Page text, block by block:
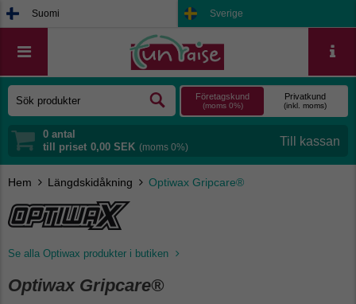
Suomi Sverige
Företagskund
(moms 0%)
Privatkund
(inkl. moms)
0 antal
till priset 0,00 SEK (moms 0%)
Hem Längdskidåkning Optiwax Gripcare®
Optiwax Gripcare®
Se alla Optiwax produkter i butiken